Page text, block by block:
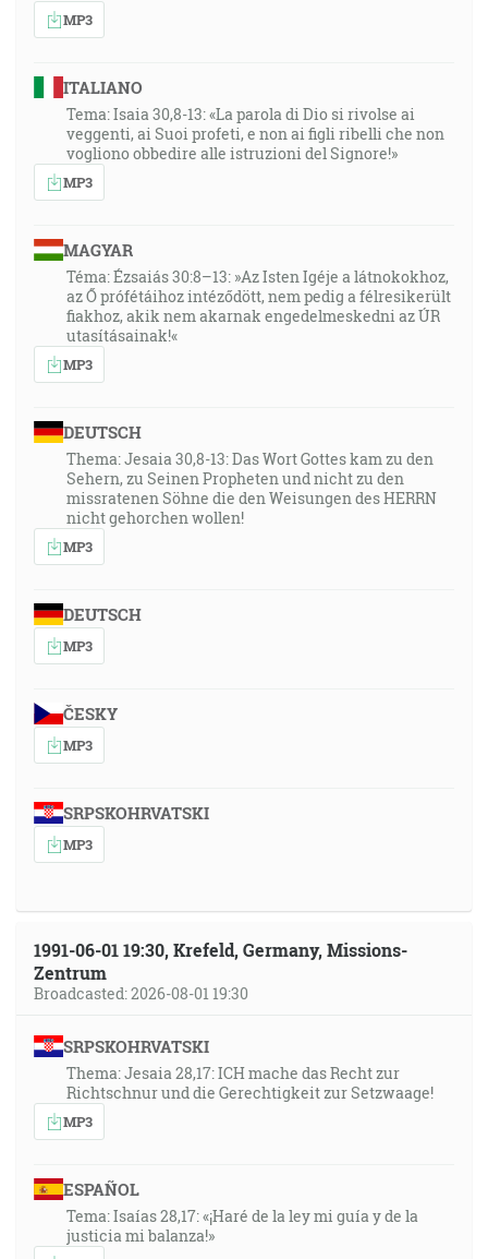
MP3
ITALIANO
Tema: Isaia 30,8-13: «La parola di Dio si rivolse ai
veggenti, ai Suoi profeti, e non ai figli ribelli che non
vogliono obbedire alle istruzioni del Signore!»
MP3
MAGYAR
Téma: Ézsaiás 30:8–13: »Az Isten Igéje a látnokokhoz,
az Ő prófétáihoz intéződött, nem pedig a félresikerült
fiakhoz, akik nem akarnak engedelmeskedni az ÚR
utasításainak!«
MP3
DEUTSCH
Thema: Jesaia 30,8-13: Das Wort Gottes kam zu den
Sehern, zu Seinen Propheten und nicht zu den
missratenen Söhne die den Weisungen des HERRN
nicht gehorchen wollen!
MP3
DEUTSCH
MP3
ČESKY
MP3
SRPSKOHRVATSKI
MP3
1991-06-01 19:30, Krefeld, Germany, Missions-
Zentrum
Broadcasted: 2026-08-01 19:30
SRPSKOHRVATSKI
Thema: Jesaia 28,17: ICH mache das Recht zur
Richtschnur und die Gerechtigkeit zur Setzwaage!
MP3
ESPAÑOL
Tema: Isaías 28,17: «¡Haré de la ley mi guía y de la
justicia mi balanza!»